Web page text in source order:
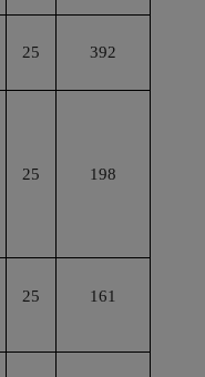
25 392
25 198
25 161